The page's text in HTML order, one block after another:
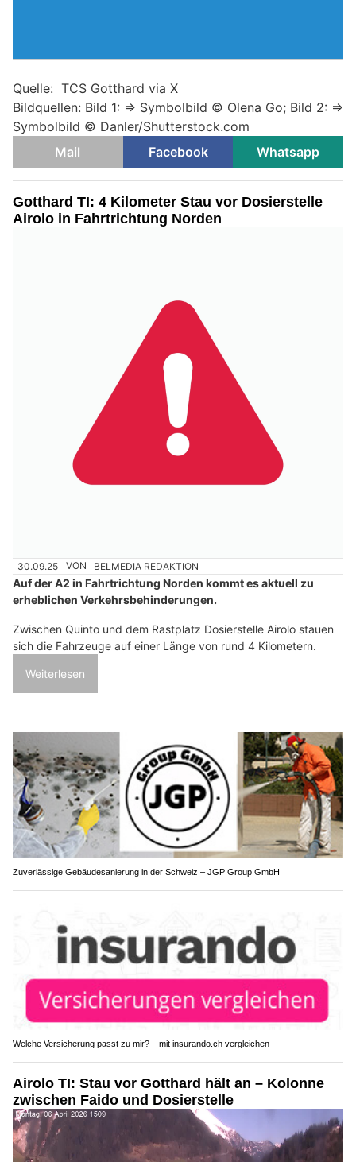
Quelle: TCS Gotthard via X
Bildquellen: Bild 1: => Symbolbild © Olena Go; Bild 2: =>
Symbolbild © Danler/Shutterstock.com
Mail
Facebook Whatsapp
Gotthard TI: 4 Kilometer Stau vor Dosierstelle
Airolo in Fahrtrichtung Norden
30.09.25 VON BELMEDIA REDAKTION
Auf der A2 in Fahrtrichtung Norden kommt es aktuell zu
erheblichen Verkehrsbehinderungen.
Zwischen Quinto und dem Rastplatz Dosierstelle Airolo stauen
sich die Fahrzeuge auf einer Länge von rund 4 Kilometern.
Weiterlesen
Zuverlässige Gebäudesanierung in der Schweiz – JGP Group GmbH
Welche Versicherung passt zu mir? – mit insurando.ch vergleichen
Airolo TI: Stau vor Gotthard hält an – Kolonne
zwischen Faido und Dosierstelle